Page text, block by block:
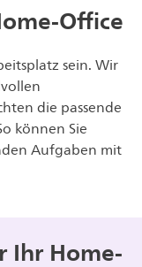
Office
sein. Wir
die passende
können Sie
Aufgaben mit
Ihr Home-